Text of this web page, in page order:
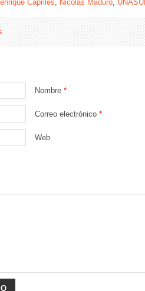
Capriles, Nicolás Maduro,
Nombre *
Correo electrónico *
Web